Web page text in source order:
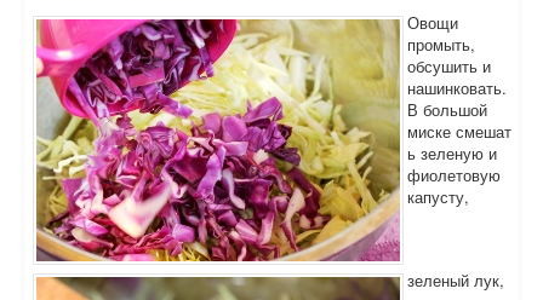
Овощи
промыть,
обсушить и
нашинковать.
В большой
миске смешат
ь зеленую и
фиолетовую
капусту,
зеленый лук,